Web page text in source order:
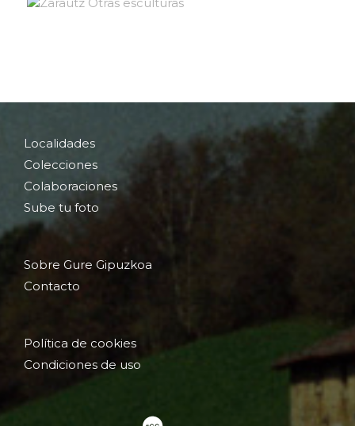
Localidades
Colecciones
Colaboraciones
Sube tu foto
Sobre Gure Gipuzkoa
Contacto
Política de cookies
Condiciones de uso